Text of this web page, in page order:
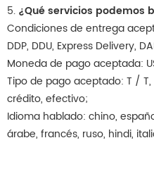
5. ¿Qué servicios podemos
Condiciones de entrega
DDP, DDU, Express Delivery,
Moneda de pago aceptada:
Tipo de pago aceptado: T /
crédito, efectivo;
Idioma hablado: chino,
árabe, francés, ruso, hindi,